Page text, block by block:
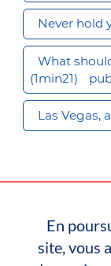
En
site, vous
Never hold
What
(1min21)
Las Vegas,
« Précédent 1
Suivant »